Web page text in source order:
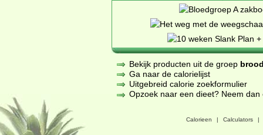
Bekijk producten uit de groep
Ga naar de calorielijst
Uitgebreid calorie zoekformulier
Opzoek naar een dieet? Neem
Calorieen | Calculators |